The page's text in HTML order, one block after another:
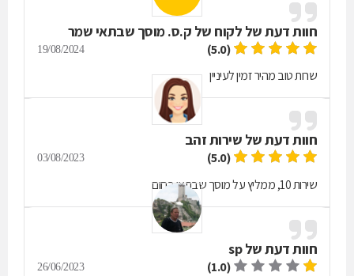
חוות דעת של לקוח של ק.ס. מוסך שבתאי שמר
בע"מ
(5.0)
19/08/2024
שרות טוב מהיר זמין לעיניין
חוות דעת של שירות זהב
(5.0)
03/08/2023
שירות 10, ממליץ על מוסך שבתאי בחום
חוות דעת שלsp
(1.0)
26/06/2023